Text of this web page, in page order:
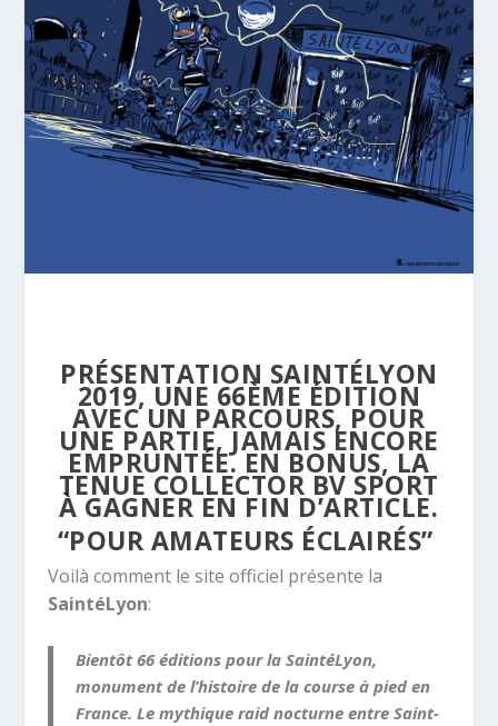
PRÉSENTATION SAINTÉLYON
2019, UNE 66ÈME ÉDITION
AVEC UN PARCOURS, POUR
UNE PARTIE, JAMAIS ENCORE
EMPRUNTÉE. EN BONUS, LA
TENUE COLLECTOR BV SPORT
À GAGNER EN FIN D’ARTICLE.
“POUR AMATEURS ÉCLAIRÉS”
Voilà comment le site officiel présente la
SaintéLyon:
Bientôt 66 éditions pour la SaintéLyon,
monument de l’histoire de la course à pied en
France. Le mythique raid nocturne entre Saint-